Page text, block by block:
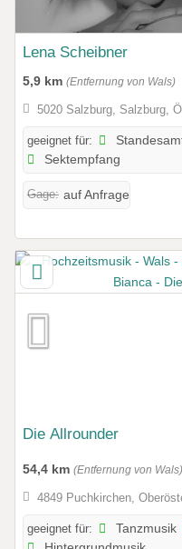
Lena Scheibner
5,9 km (Entfernung von Wals)
5020 Salzburg, Salzburg,
geeignet für:
Sektempfang
Gage: auf Anfrage
Die Allrounder
54,4 km (Entfernung von Wals)
4849 Puchkirchen,
geeignet für: Tanzmusik